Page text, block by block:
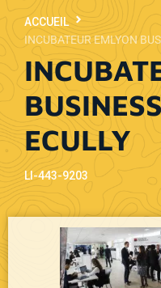
ECULLY
ACCUEIL
INCUBATEUR EMLYON
LI-443-9203